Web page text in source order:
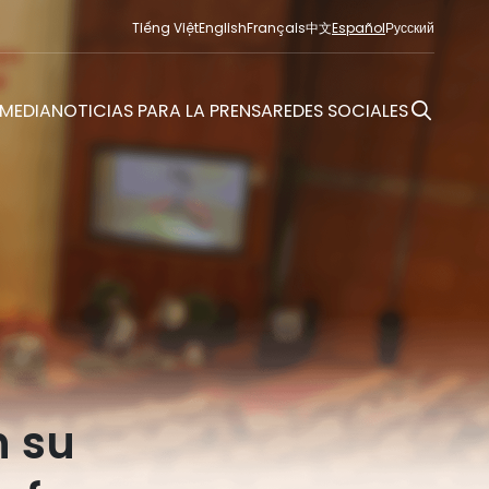
Tiếng ViệtEnglishFrançais中文EspañolРусский
NOTICIAS PARA LA PRENSAREDES SOCIALES
su